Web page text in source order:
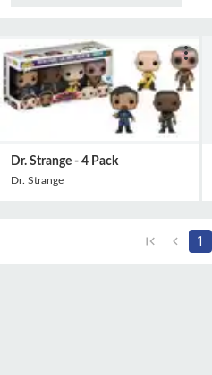
Dr. Strange - 4 Pack
Dr. Strange
1